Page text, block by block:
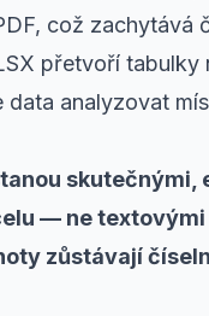
což zachytává
přetvoří tabulky
data analyzovat
skutečnými,
— ne textovými
zůstávají